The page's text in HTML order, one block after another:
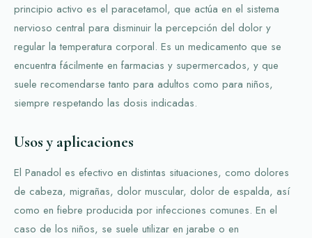
principio activo es el paracetamol, que actúa en el sistema
nervioso central para disminuir la percepción del dolor y
regular la temperatura corporal. Es un medicamento que se
encuentra fácilmente en farmacias y supermercados, y que
suele recomendarse tanto para adultos como para niños,
siempre respetando las dosis indicadas.
Usos y aplicaciones
El Panadol es efectivo en distintas situaciones, como dolores
de cabeza, migrañas, dolor muscular, dolor de espalda, así
como en fiebre producida por infecciones comunes. En el
caso de los niños, se suele utilizar en jarabe o en